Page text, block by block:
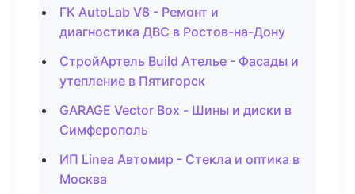
ГК AutoLab V8 - Ремонт и
диагностика ДВС в Ростов-на-Дону
СтройАртель Build Ателье - Фасады и
утепление в Пятигорск
GARAGE Vector Box - Шины и диски в
Симферополь
ИП Linea Автомир - Стекла и оптика в
Москва